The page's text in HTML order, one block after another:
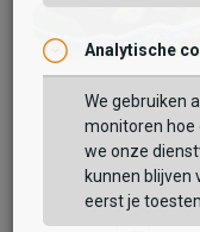
Skechers
John Deere: Play
49,99
Analytische
We gebruiken
monitoren hoe
we onze
kunnen blijven
eerst je